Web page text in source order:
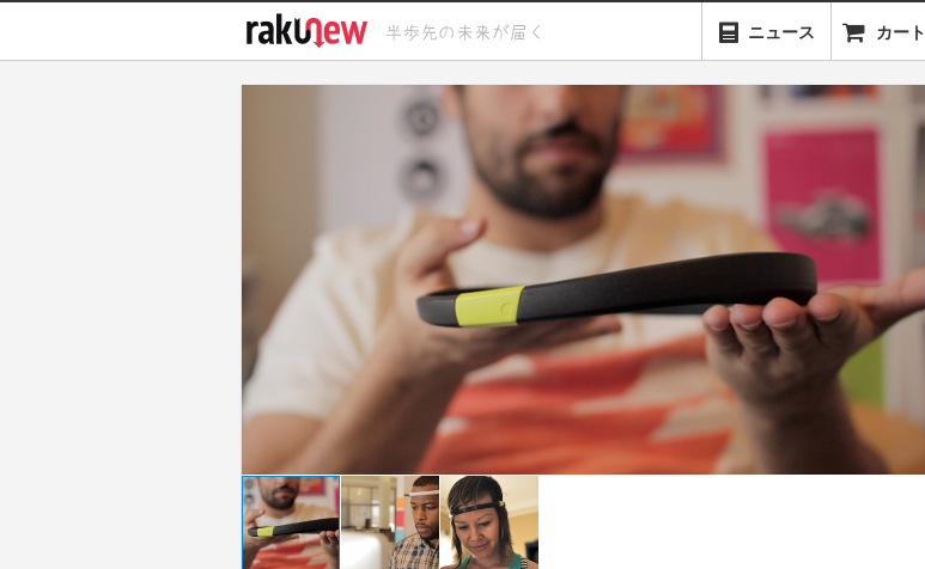
ニュース カート